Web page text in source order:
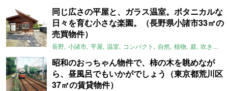
同じ広さの平屋と、ガラス温室。ボタニカルな
日々を育む小さな楽園。（長野県小諸市33㎡の
売買物件）
長野 小諸市 平屋 温室 コンパクト 自然 植物 庭 吹き抜け
昭和のおっちゃん物件で、柿の木を眺めなが
ら、昼風呂でもいかがでしょう（東京都荒川区
37㎡の賃貸物件）